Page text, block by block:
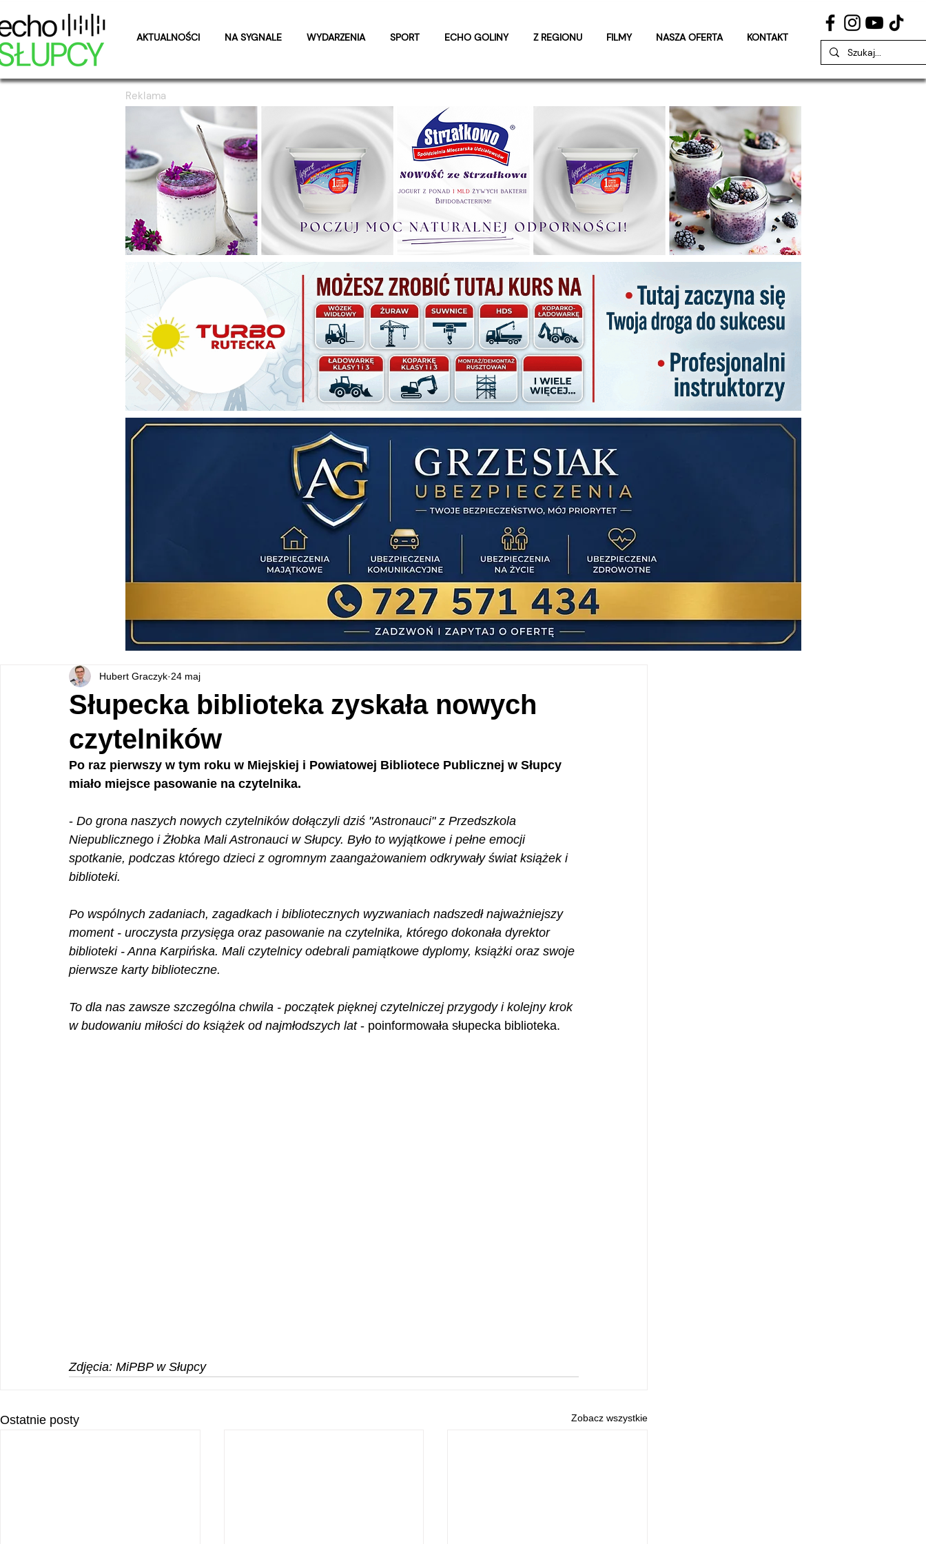
AKTUALNOŚCI NA SYGNALE WYDARZENIA SPORT ECHO GOLINY Z REGIONU FILMY NASZA OFERTA KONTAKT
Reklama
Słupecka biblioteka zyskała nowych
czytelników
Hubert Graczyk 24 maj
Po raz pierwszy w tym roku w Miejskiej i Powiatowej Bibliotece Publicznej w Słupcy
miało miejsce pasowanie na czytelnika.
- Do grona naszych nowych czytelników dołączyli dziś "Astronauci" z Przedszkola
Niepublicznego i Żłobka Mali Astronauci w Słupcy. Było to wyjątkowe i pełne emocji
spotkanie, podczas którego dzieci z ogromnym zaangażowaniem odkrywały świat książek i
biblioteki.
Po wspólnych zadaniach, zagadkach i bibliotecznych wyzwaniach nadszedł najważniejszy
moment - uroczysta przysięga oraz pasowanie na czytelnika, którego dokonała dyrektor
biblioteki - Anna Karpińska. Mali czytelnicy odebrali pamiątkowe dyplomy, książki oraz swoje
pierwsze karty biblioteczne.
To dla nas zawsze szczególna chwila - początek pięknej czytelniczej przygody i kolejny krok
w budowaniu miłości do książek od najmłodszych lat - poinformowała słupecka biblioteka.
Zdjęcia: MiPBP w Słupcy
Ostatnie posty Zobacz wszystkie